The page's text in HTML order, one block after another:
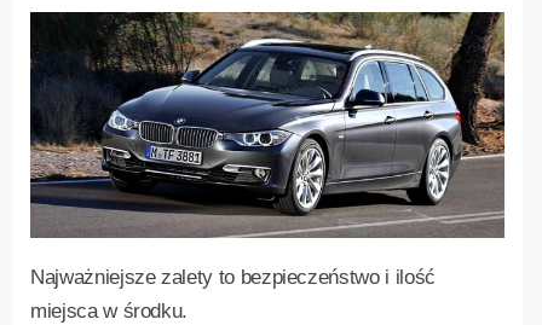
Najważniejsze zalety to bezpieczeństwo i ilość
miejsca w środku.